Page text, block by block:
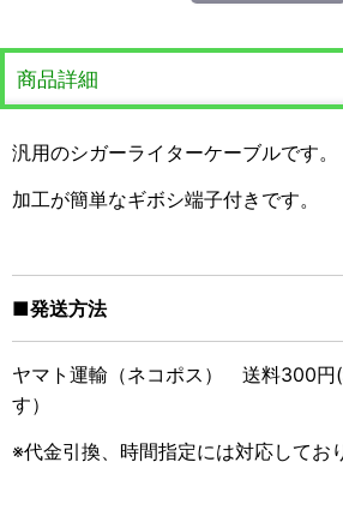
商品詳細
汎用のシガーライターケーブルです。
加工が簡単なギボシ端子付きです。
■発送方法
ヤマト運輸（ネコポス） 送料300円
す）
※代金引換、時間指定には対応してお